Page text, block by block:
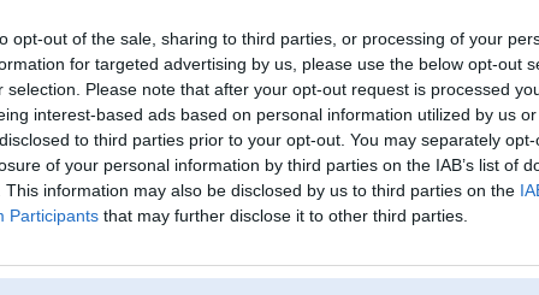
opt-out of the sale, sharing to third parties, or processing of your
for targeted advertising by us, please use the below opt-out
selection. Please note that after your opt-out request is processed
interest-based ads based on personal information utilized by us
to third parties prior to your opt-out. You may separately
of your personal information by third parties on the IAB’s list of
This information may also be disclosed by us to third parties on the
Participants that may further disclose it to other third parties.
2015, 21:31
2015, 21:26
un riteņus vaig citus! tas taa viedoklis tiiri subjektiivs daargais :mca:
2015, 21:03